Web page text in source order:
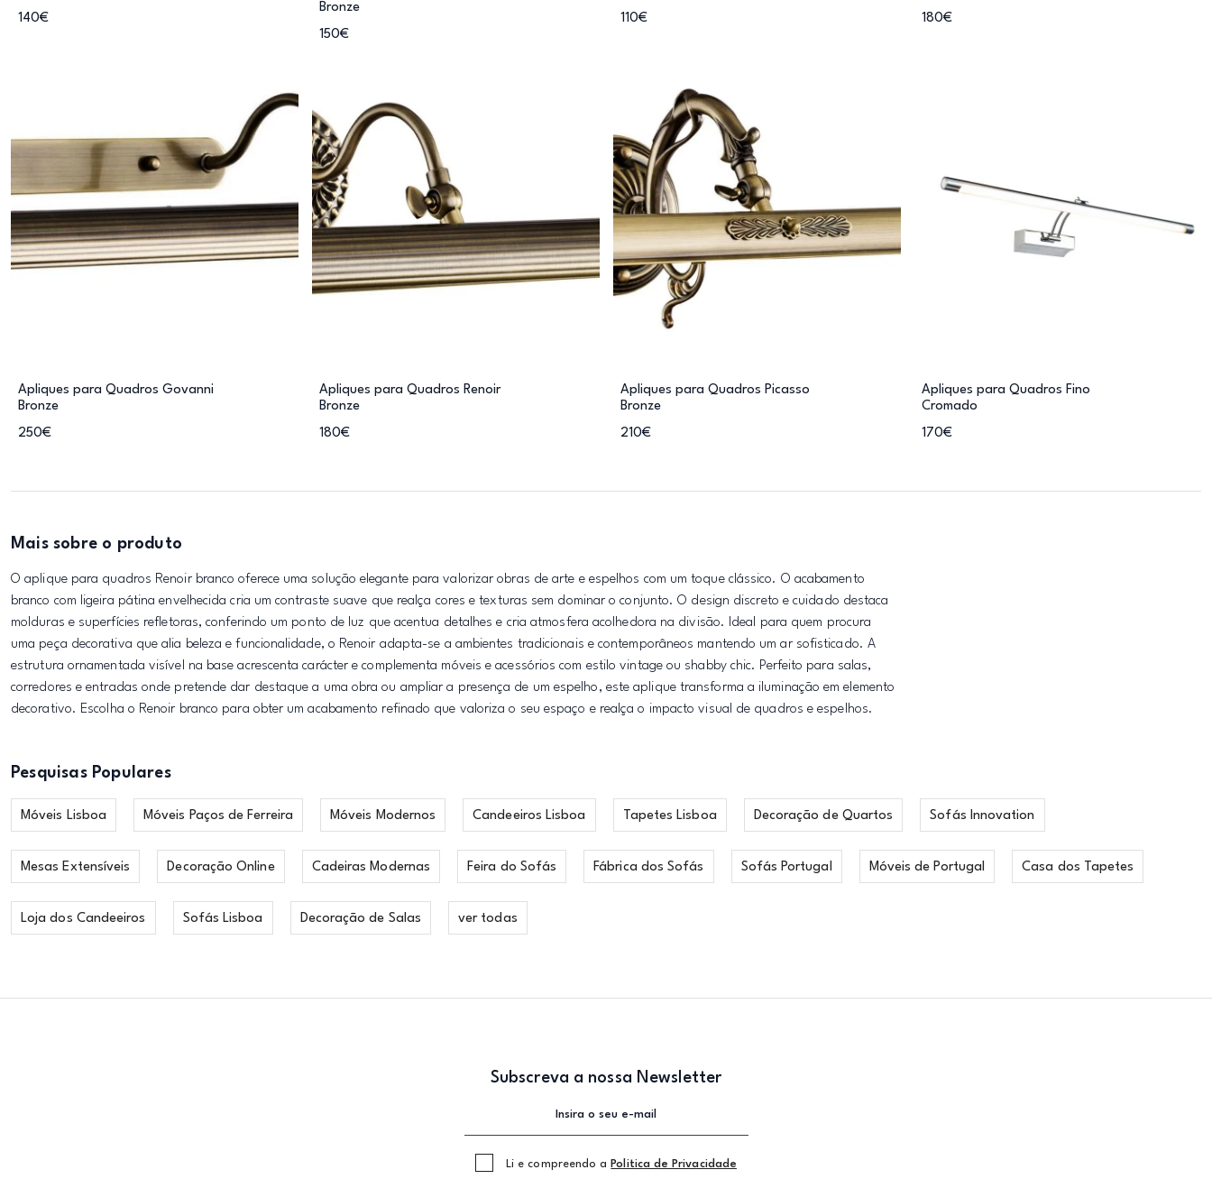
140€
Bronze
150€
110€
180€
Apliques para Quadros Govanni
Bronze
250€
Apliques para Quadros Renoir
Bronze
180€
Apliques para Quadros Picasso
Bronze
210€
Apliques para Quadros Fino
Cromado
170€
Mais sobre o produto
O aplique para quadros Renoir branco oferece uma solução elegante para valorizar obras de arte e espelhos com um toque clássico. O acabamento
branco com ligeira pátina envelhecida cria um contraste suave que realça cores e texturas sem dominar o conjunto. O design discreto e cuidado destaca
molduras e superfícies refletoras, conferindo um ponto de luz que acentua detalhes e cria atmosfera acolhedora na divisão. Ideal para quem procura
uma peça decorativa que alia beleza e funcionalidade, o Renoir adapta-se a ambientes tradicionais e contemporâneos mantendo um ar sofisticado. A
estrutura ornamentada visível na base acrescenta carácter e complementa móveis e acessórios com estilo vintage ou shabby chic. Perfeito para salas,
corredores e entradas onde pretende dar destaque a uma obra ou ampliar a presença de um espelho, este aplique transforma a iluminação em elemento
decorativo. Escolha o Renoir branco para obter um acabamento refinado que valoriza o seu espaço e realça o impacto visual de quadros e espelhos.
Pesquisas Populares
Móveis Lisboa Móveis Paços de Ferreira Móveis Modernos Candeeiros Lisboa Tapetes Lisboa Decoração de Quartos Sofás Innovation
Mesas Extensíveis Decoração Online Cadeiras Modernas Feira do Sofás Fábrica dos Sofás Sofás Portugal Móveis de Portugal Casa dos Tapetes
Loja dos Candeeiros Sofás Lisboa Decoração de Salas ver todas
Subscreva a nossa Newsletter
Li e compreendo a Politica de Privacidade